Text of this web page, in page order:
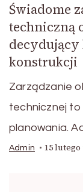
Świadome
techniczną
decydujący
konstrukcji
Zarządzanie
technicznej to
planowania.
Admin 15 lutego